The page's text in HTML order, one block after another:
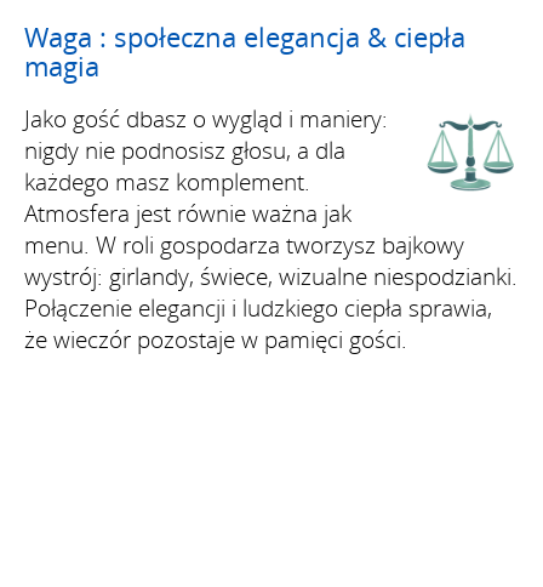
Waga : społeczna elegancja & ciepła
magia
Jako gość dbasz o wygląd i maniery:
nigdy nie podnosisz głosu, a dla
każdego masz komplement.
Atmosfera jest równie ważna jak
menu. W roli gospodarza tworzysz bajkowy
wystrój: girlandy, świece, wizualne niespodzianki.
Połączenie elegancji i ludzkiego ciepła sprawia,
że wieczór pozostaje w pamięci gości.